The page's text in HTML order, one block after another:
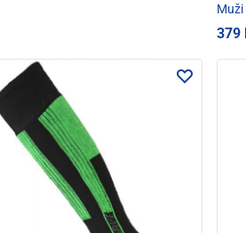
Muži
379